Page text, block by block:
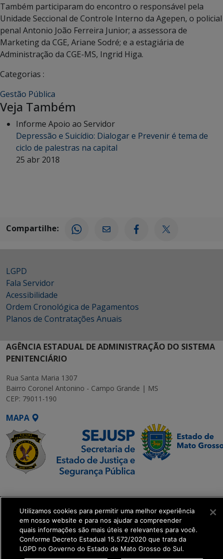
Também participaram do encontro o responsável pela
Unidade Seccional de Controle Interno da Agepen, o policial
penal Antonio João Ferreira Junior; a assessora de
Marketing da CGE, Ariane Sodré; e a estagiária de
Administração da CGE-MS, Ingrid Higa.
Categorias :
Gestão Pública
Veja Também
Informe Apoio ao Servidor
Depressão e Suicídio: Dialogar e Prevenir é tema de
ciclo de palestras na capital
25 abr 2018
Compartilhe:
LGPD
Fala Servidor
Acessibilidade
Ordem Cronológica de Pagamentos
Planos de Contratações Anuais
AGÊNCIA ESTADUAL DE ADMINISTRAÇÃO DO SISTEMA
PENITENCIÁRIO
Rua Santa Maria 1307
Bairro Coronel Antonino - Campo Grande | MS
CEP: 79011-190
MAPA
Executiva de
Transformação Digital
get_footer();
Utilizamos cookies para permitir uma melhor experiência
em nosso website e para nos ajudar a compreender
quais informações são mais úteis e relevantes para você.
Conforme Decreto Estadual 15.572/2020 que trata da
LGPD no Governo do Estado de Mato Grosso do Sul.